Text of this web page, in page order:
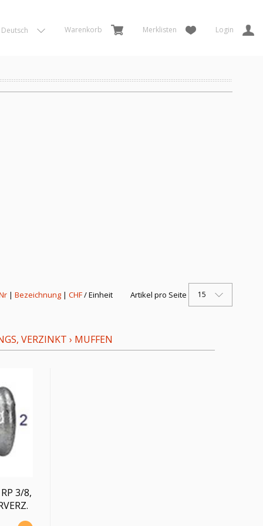
Deutsch Warenkorb Merklisten Login
Artikel pro Seite 15
| Bezeichnung | CHF/ Einheit
VERZINKT › MUFFEN
3/8,